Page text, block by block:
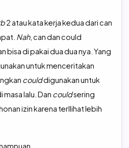
2 atau kata kerja kedua dari can
Nah, can dan could
bisa di pakai dua dua nya. Yang
untuk menceritakan
coulddigunakan untuk
lalu. Dan couldsering
izin karena terllihat lebih